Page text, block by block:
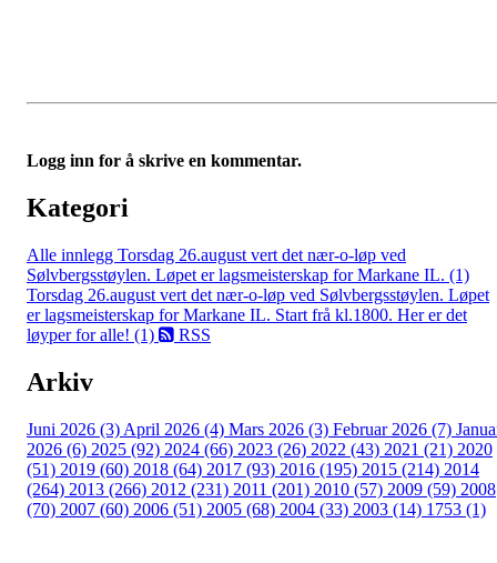
Logg inn for å skrive en kommentar.
Kategori
Alle innlegg Torsdag 26.august vert det nær-o-løp ved
Sølvbergsstøylen. Løpet er lagsmeisterskap for Markane IL. (1)
Torsdag 26.august vert det nær-o-løp ved Sølvbergsstøylen. Løpet
er lagsmeisterskap for Markane IL. Start frå kl.1800. Her er det
løyper for alle! (1)
RSS
Arkiv
Juni 2026 (3) April 2026 (4) Mars 2026 (3) Februar 2026 (7)
2026 (6) 2025 (92) 2024 (66) 2023 (26) 2022 (43) 2021 (21) 2020
(51) 2019 (60) 2018 (64) 2017 (93) 2016 (195) 2015 (214) 2014
(264) 2013 (266) 2012 (231) 2011 (201) 2010 (57) 2009 (59) 2008
(70) 2007 (60) 2006 (51) 2005 (68) 2004 (33) 2003 (14) 1753 (1)